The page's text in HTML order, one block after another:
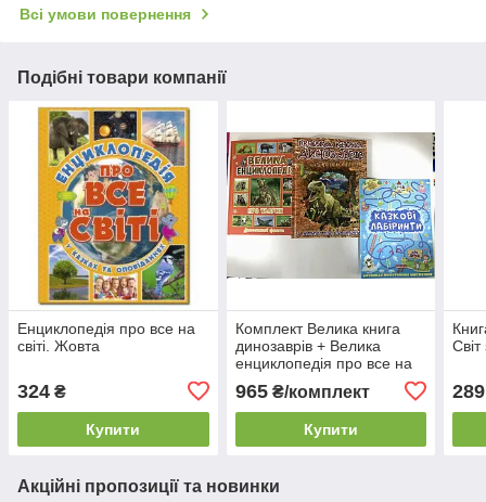
Всі умови повернення
Подібні товари компанії
Енциклопедія про все на
світі. Жовта
324 ₴
Купити
Комплект Велика книга
динозаврів + Велика
енциклопедія про все на
світі + Казкові лабіринти в
подарунок
965₴/комплект
Купити
Світ
289
Акційні пропозиції та новинки